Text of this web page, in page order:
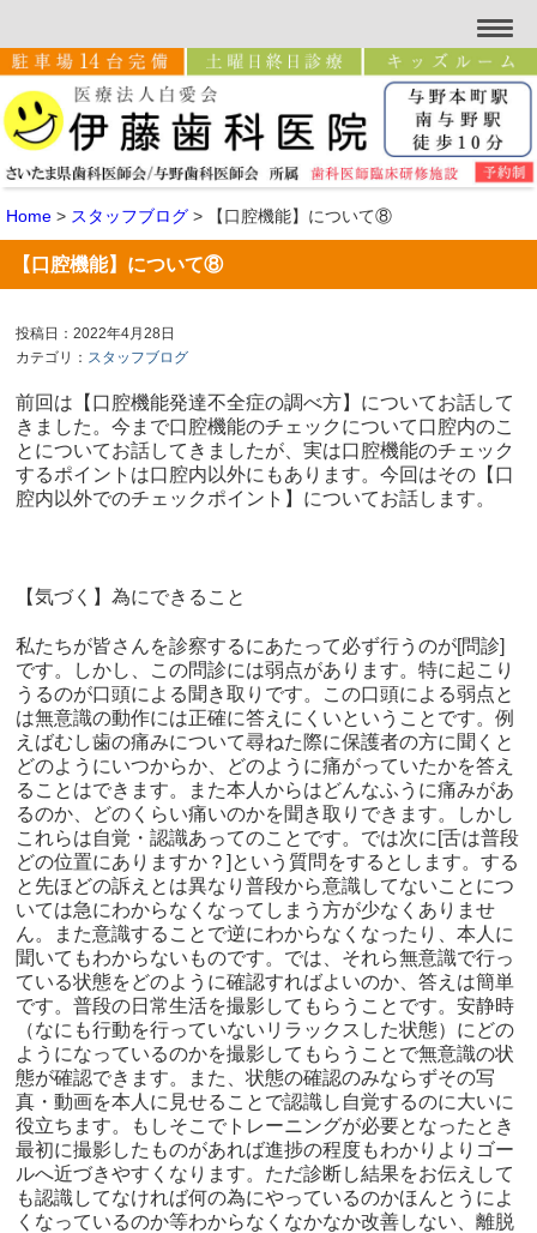
Home > スタッフブログ > 【口腔機能】について⑧
【口腔機能】について⑧
投稿日：2022年4月28日
カテゴリ： スタッフブログ
前回は【口腔機能発達不全症の調べ方】についてお話して
きました。今まで口腔機能のチェックについて口腔内のこ
とについてお話してきましたが、実は口腔機能のチェック
するポイントは口腔内以外にもあります。今回はその【口
腔内以外でのチェックポイント】についてお話します。
【気づく】為にできること
私たちが皆さんを診察するにあたって必ず行うのが[問診]
です。しかし、この問診には弱点があります。特に起こり
うるのが口頭による聞き取りです。この口頭による弱点と
は無意識の動作には正確に答えにくいということです。例
えばむし歯の痛みについて尋ねた際に保護者の方に聞くと
どのようにいつからか、どのように痛がっていたかを答え
ることはできます。また本人からはどんなふうに痛みがあ
るのか、どのくらい痛いのかを聞き取りできます。しかし
これらは自覚・認識あってのことです。では次に [舌は普段
どの位置にありますか？] という質問をするとします。する
と先ほどの訴えとは異なり普段から意識してないことにつ
いては急にわからなくなってしまう方が少なくありませ
ん。また意識することで逆にわからなくなったり、本人に
聞いてもわからないものです。では、それら無意識で行っ
ている状態をどのように確認すればよいのか、答えは簡単
です。普段の日常生活を撮影してもらうことです。安静時
（なにも行動を行っていないリラックスした状態）にどの
ようになっているのかを撮影してもらうことで無意識の状
態が確認できます。また、状態の確認のみならずその写
真・動画を本人に見せることで認識し自覚するのに大いに
役立ちます。もしそこでトレーニングが必要となったとき
最初に撮影したものがあれば進捗の程度もわかりよりゴー
ルへ近づきやすくなります。ただ診断し結果をお伝えして
も認識してなければ何の為にやっているのかほんとうによ
くなっているのか等わからなくなかなか改善しない、離脱